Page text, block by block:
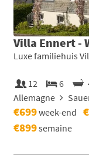
Villa Ennert -
Luxe familiehuis
12 6
Allemagne
€699week-end
€899semaine